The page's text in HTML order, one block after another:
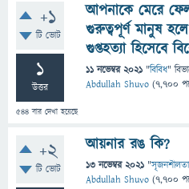
+1
টি ভোট
1
উত্তর
544 বার দেখা হয়েছে
আপনাকে মেরে
গুরুত্বপূর্ণ মানুষ
গুপ্তহত্যা হিসেবে
11 নভেম্বর 2021 "বিবিধ"
Abdullah Shuvo (7,700
+2
টি ভোট
আয়নার রঙ কি?
13 নভেম্বর 2021 "সৃজনশীলতা
Abdullah Shuvo (7,700